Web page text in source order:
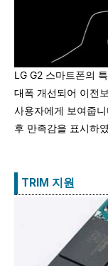
LG G2 스마트폰의
대폭 개선되어 이전
사용자에게 보여줍
후 만족감을 표시하
TRIM 지원